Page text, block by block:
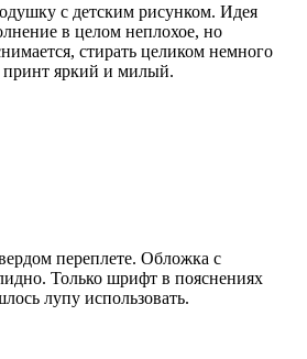
с детским рисунком. Идея
в целом неплохое, но
стирать целиком немного
яркий и милый.
переплете. Обложка с
Только шрифт в пояснениях
лупу использовать.